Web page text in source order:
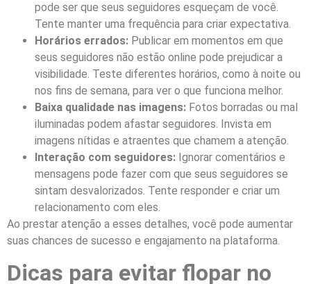
pode ser que seus seguidores esqueçam de você.
Tente manter uma frequência para criar expectativa.
Horários errados: Publicar em momentos em que
seus seguidores não estão online pode prejudicar a
visibilidade. Teste diferentes horários, como à noite ou
nos fins de semana, para ver o que funciona melhor.
Baixa qualidade nas imagens: Fotos borradas ou mal
iluminadas podem afastar seguidores. Invista em
imagens nítidas e atraentes que chamem a atenção.
Interação com seguidores: Ignorar comentários e
mensagens pode fazer com que seus seguidores se
sintam desvalorizados. Tente responder e criar um
relacionamento com eles.
Ao prestar atenção a esses detalhes, você pode aumentar
suas chances de sucesso e engajamento na plataforma.
Dicas para evitar flopar no